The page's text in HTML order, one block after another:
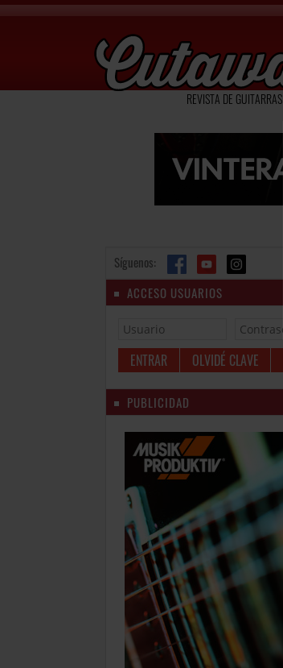
REVISTA DE GUITARRAS
Síguenos:
ACCESO USUARIOS
OLVIDÉ CLAVE
PUBLICIDAD